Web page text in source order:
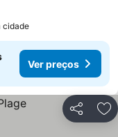
cidade
Ver preços
Partilhar